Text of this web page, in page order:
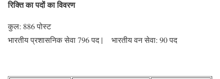
रिक्ति का पदों का विवरण
कुल: 886 पोस्ट
भारतीय प्रशासनिक सेवा 796 पद | भारतीय वन सेवा: 90 पद